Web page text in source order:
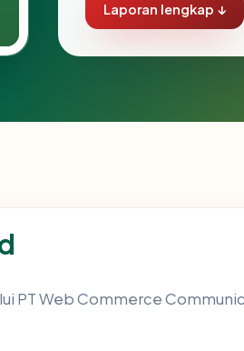
Laporan lengkap ↓
PT Web Commerce